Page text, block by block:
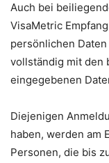
Auch bei
VisaMetric
persönlichen
vollständig mit den
eingegebenen
Diejenigen
haben, werden am
Personen, die bis